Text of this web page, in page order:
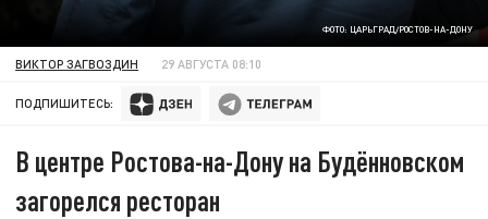
ФОТО: ЦАРЬГРАД/РОСТОВ-НА-ДОНУ
ВИКТОР ЗАГВОЗДИН 29 АВГУСТА 08:10
ПОДПИШИТЕСЬ:
В центре Ростова-на-Дону на Будённовском
загорелся ресторан